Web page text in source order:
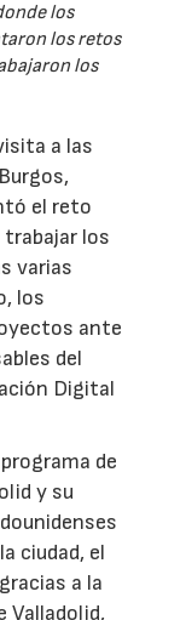
los
los retos
los
a las
el reto
trabajar los
varias
los
ante
del
Digital
de
y su
ciudad, el
a la
Valladolid,